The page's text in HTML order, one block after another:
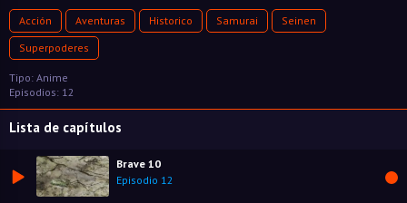
Acción Aventuras Historico Samurai
Seinen
Superpoderes
Tipo: Anime
Episodios: 12
Lista de capítulos
Brave 10
Episodio 12